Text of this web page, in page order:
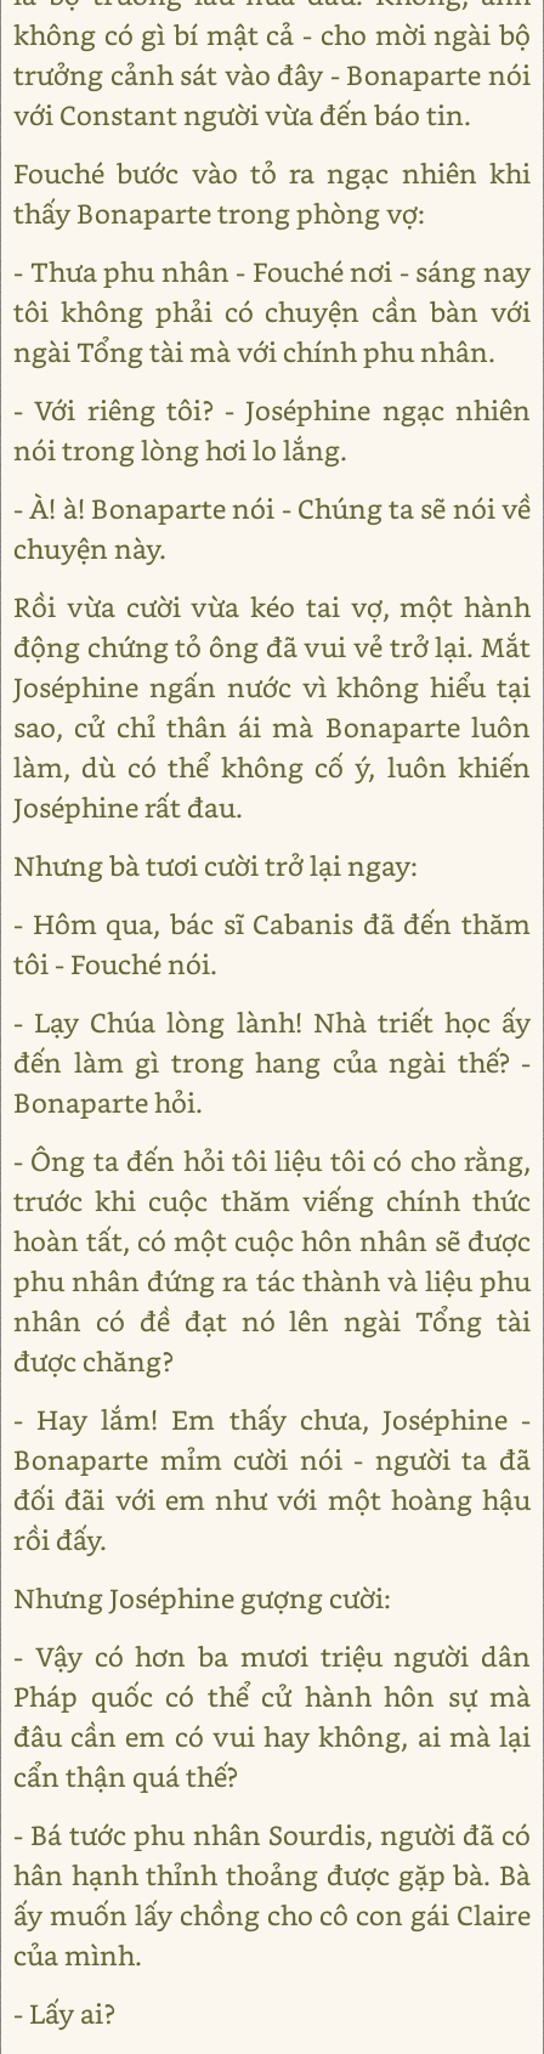
không có gì bí mật cả - cho mời ngài bộ
trưởng cảnh sát vào đây - Bonaparte nói
với Constant người vừa đến báo tin.
Fouché bước vào tỏ ra ngạc nhiên khi
thấy Bonaparte trong phòng vợ:
- Thưa phu nhân - Fouché nơi - sáng nay
tôi không phải có chuyện cần bàn với
ngài Tổng tài mà với chính phu nhân.
- Với riêng tôi? - Joséphine ngạc nhiên
nói trong lòng hơi lo lắng.
- À! à! Bonaparte nói - Chúng ta sẽ nói về
chuyện này.
Rồi vừa cười vừa kéo tai vợ, một hành
động chứng tỏ ông đã vui vẻ trở lại. Mắt
Joséphine ngấn nước vì không hiểu tại
sao, cử chỉ thân ái mà Bonaparte luôn
làm, dù có thể không cố ý, luôn khiến
Joséphine rất đau.
Nhưng bà tươi cười trở lại ngay:
- Hôm qua, bác sĩ Cabanis đã đến thăm
tôi - Fouché nói.
- Lạy Chúa lòng lành! Nhà triết học ấy
đến làm gì trong hang của ngài thế? -
Bonaparte hỏi.
- Ông ta đến hỏi tôi liệu tôi có cho rằng,
trước khi cuộc thăm viếng chính thức
hoàn tất, có một cuộc hôn nhân sẽ được
phu nhân đứng ra tác thành và liệu phu
nhân có đề đạt nó lên ngài Tổng tài
được chăng?
- Hay lắm! Em thấy chưa, Joséphine -
Bonaparte mỉm cười nói - người ta đã
đối đãi với em như với một hoàng hậu
rồi đấy.
Nhưng Joséphine gượng cười:
- Vậy có hơn ba mươi triệu người dân
Pháp quốc có thể cử hành hôn sự mà
đâu cần em có vui hay không, ai mà lại
cẩn thận quá thế?
- Bá tước phu nhân Sourdis, người đã có
hân hạnh thỉnh thoảng được gặp bà. Bà
ấy muốn lấy chồng cho cô con gái Claire
của mình.
- Lấy ai?